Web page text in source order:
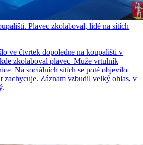
Plavec zkolaboval, lidé na sítích
ve čtvrtek dopoledne na koupališti v
zkolaboval plavec. Muže vrtulník
Na sociálních sítích se poté objevilo
zachycuje. Záznam vzbudil velký ohlas, v